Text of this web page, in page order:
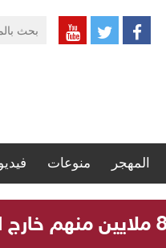
المهجر منوعات